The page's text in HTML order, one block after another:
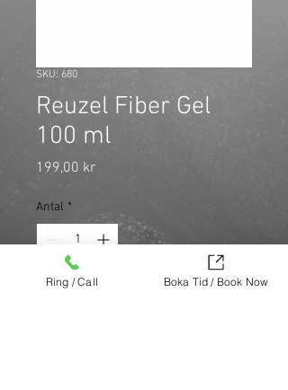
SKU: 680
Reuzel Fiber Gel
100 ml
199,00 krPris
Antal *
Fiber Gel är en vattenlöslig och
Ring / Call Boka Tid / Book Now